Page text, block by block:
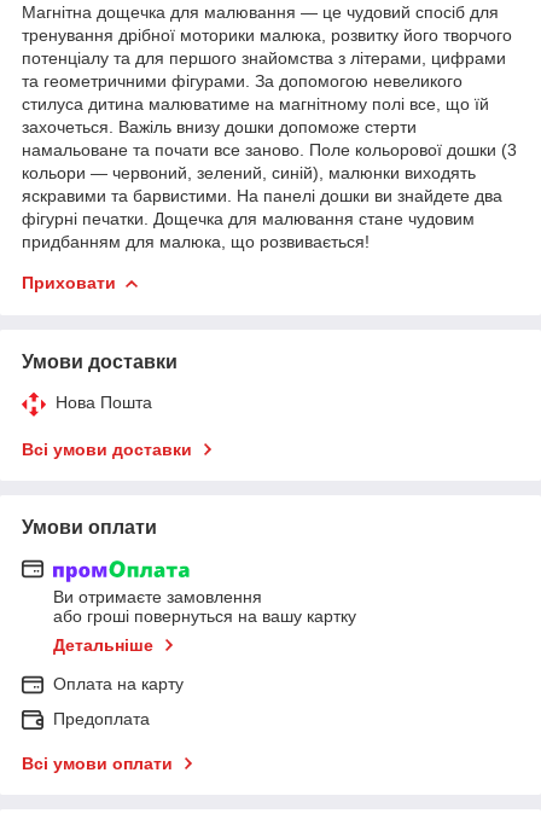
Магнітна дощечка для малювання — це чудовий спосіб для
тренування дрібної моторики малюка, розвитку його творчого
потенціалу та для першого знайомства з літерами, цифрами
та геометричними фігурами. За допомогою невеликого
стилуса дитина малюватиме на магнітному полі все, що їй
захочеться. Важіль внизу дошки допоможе стерти
намальоване та почати все заново. Поле кольорової дошки (3
кольори — червоний, зелений, синій), малюнки виходять
яскравими та барвистими. На панелі дошки ви знайдете два
фігурні печатки. Дощечка для малювання стане чудовим
придбанням для малюка, що розвивається!
Приховати
Умови доставки
Нова Пошта
Всі умови доставки
Умови оплати
Ви отримаєте замовлення
або гроші повернуться на вашу картку
Детальніше
Оплата на карту
Предоплата
Всі умови оплати